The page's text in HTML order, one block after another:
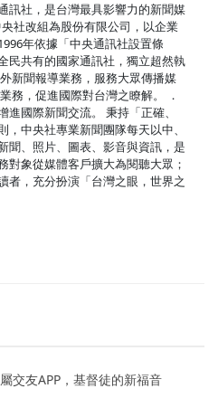
訊社，是台灣最具影響力的新聞媒
社改組為股份有限公司，以企業
年依據「中央通訊社設置條
民共有的國家通訊社，獨立超然執
新聞報導業務，服務大眾傳播媒
務，促進國際對台灣之瞭解。 ．
國際新聞交流。 秉持「正確、
中央社專業新聞團隊每天以中、
聞、照片、圖表、影音與資訊，是
對象從媒體客戶擴大為閱聽大眾；
者，充分扮演「台灣之眼，世界之
交友APP，基督徒的新福音